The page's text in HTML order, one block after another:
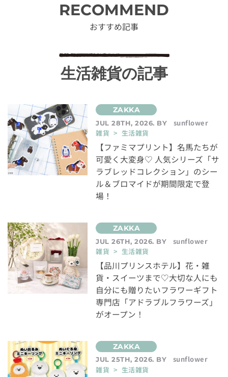
RECOMMEND
おすすめ記事
生活雑貨の記事
JUL 28TH, 2026. BY
sunflower
雑貨 > 生活雑貨
【ファミマプリント】名馬たちが
可愛く大変身♡ 人気シリーズ「サ
ラブレッドコレクション」のシー
ル＆ブロマイドが期間限定で登
場！
JUL 26TH, 2026. BY
sunflower
雑貨 > 生活雑貨
【品川プリンスホテル】花・雑
貨・スイーツまで♡大切な人にも
自分にも贈りたいフラワーギフト
専門店「アドラブルフラワーズ」
がオープン！
JUL 25TH, 2026. BY
sunflower
雑貨 > 生活雑貨